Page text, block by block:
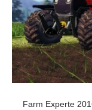
Farm Experte